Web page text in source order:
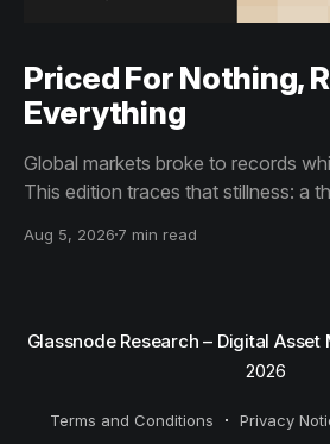
Priced For Nothing,
Everything
Global markets broke to records
This edition traces that stillness: a
than capitulation, and an options
Aug 5, 2026 7 min read
Glassnode Research – Digital
2026
Terms and Conditions Privacy